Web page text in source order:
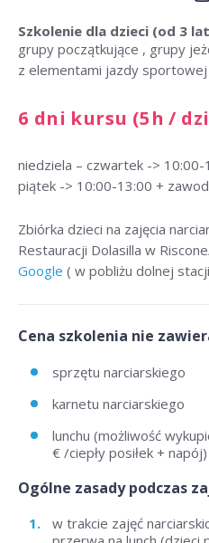
Szkolenie dla dzieci (od 3
grupy początkujące , grupy
z elementami jazdy sportowej
6 dni kursu (5h /
niedziela – czwartek -> 10:00-
piątek -> 10:00-13:00 +
Zbiórka dzieci na zajęcia
Restauracji Dolasilla w
Google ( w pobliżu dolnej
Cena szkolenia nie
sprzętu narciarskiego
karnetu narciarskiego
lunchu (możliwość
€ /ciepły posiłek + napój)
Ogólne zasady podczas
w trakcie zajęć